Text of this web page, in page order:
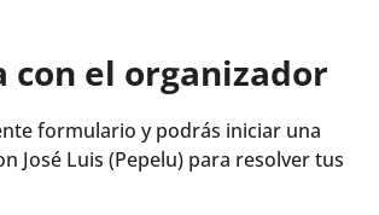
con el organizador
formulario y podrás iniciar una
José Luis (Pepelu) para resolver tus